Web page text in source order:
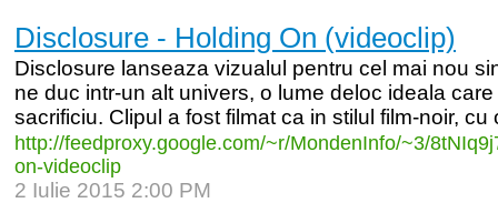
Disclosure - Holding On (videoclip)
Disclosure lanseaza vizualul pentru cel mai nou
ne duc intr-un alt univers, o lume deloc ideala
sacrificiu. Clipul a fost filmat ca in stilul film-noir, cu
http://feedproxy.google.com/~r/MondenInfo/~3/
on-videoclip
2 Iulie 2015 2:00 PM